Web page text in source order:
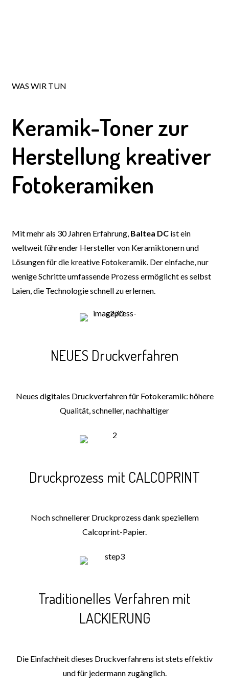
WAS WIR TUN
Keramik-Tonerzur
Herstellung kreativer
Fotokeramiken
Mit mehr als 30 Jahren Erfahrung, Baltea DC ist ein
weltweit führender Hersteller von Keramiktonern und
Lösungen für die kreative Fotokeramik. Der einfache, nur
wenige Schritte umfassende Prozess ermöglicht es selbst
Laien, die Technologie schnell zu erlernen.
NEUES Druckverfahren
Neues digitales Druckverfahren für Fotokeramik: höhere
Qualität, schneller, nachhaltiger
Druckprozess mit CALCOPRINT
Noch schnellerer Druckprozess dank speziellem
Calcoprint-Papier.
Traditionelles Verfahren mit
LACKIERUNG
Die Einfachheit dieses Druckverfahrens ist stets effektiv
und für jedermann zugänglich.